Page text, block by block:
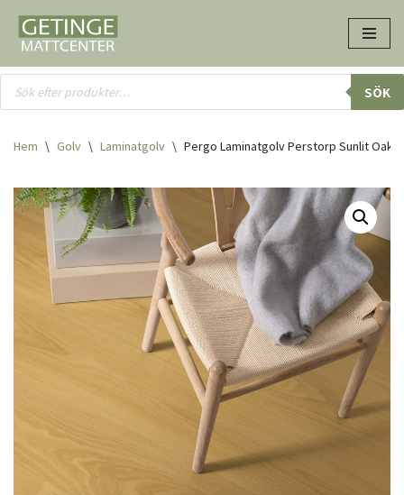
Hoppa
till
innehåll
SÖK
Hem \ Golv \ Laminatgolv \ Pergo Laminatgolv Perstorp Sunlit Oak